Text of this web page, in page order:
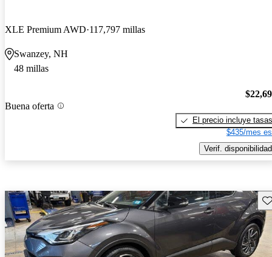
XLE Premium AWD 117,797 millas
Swanzey, NH
48 millas
Buena oferta
El precio incluye tasas
$435/mes
Verif. disponibilidad